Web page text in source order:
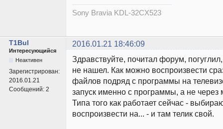
Sony Bravia KDL-32CX523
T1Bul 2016.01.21 18:46:09
Интересующийся
Неактивен
Зарегистрирован:
2016.01.21
Сообщений: 2
Здравствуйте, почитал форум,
не нашел. Как можно воспроизвести
файлов подряд с программы на
запуск именно с программы, а не через
Типа того как работает сейчас -
воспроизвести на... - и там телик свой.